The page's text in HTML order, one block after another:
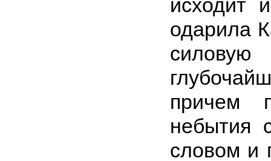
исходит
одарила
причем
небытия
словом и